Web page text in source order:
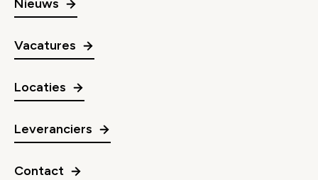
Nieuws
Vacatures
Locaties
Leveranciers
Contact